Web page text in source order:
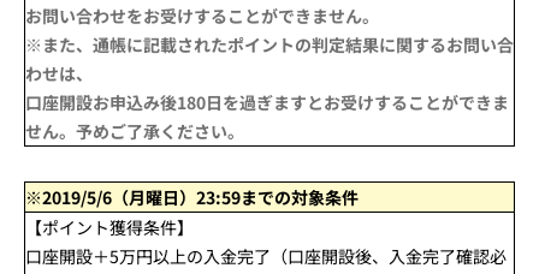
お問い合わせをお受けすることができません。
※また、通帳に記載されたポイントの判定結果に関するお問い合
わせは、
口座開設お申込み後180日を過ぎますとお受けすることができま
せん。予めご了承ください。
※2019/5/6（月曜日）23:59までの対象条件
【ポイント獲得条件】
口座開設＋5万円以上の入金完了（口座開設後、入金完了確認必